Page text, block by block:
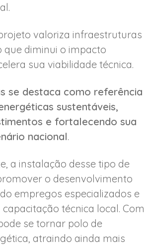
valoriza infraestruturas
que diminui o impacto
sua viabilidade técnica.
se destaca como referência
sustentáveis,
e fortalecendo sua
nacional.
a instalação desse tipo de
o desenvolvimento
empregos especializados e
técnica local. Com
se tornar polo de
atraindo ainda mais